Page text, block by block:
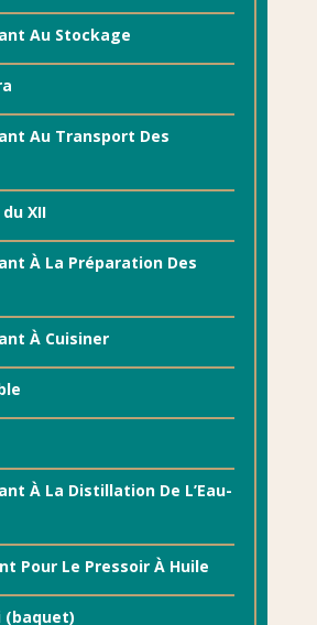
Au Stockage
Au Transport Des
XII
À La Préparation Des
À Cuisiner
À La Distillation De L’Eau-
Pour Le Pressoir À Huile
(baquet)